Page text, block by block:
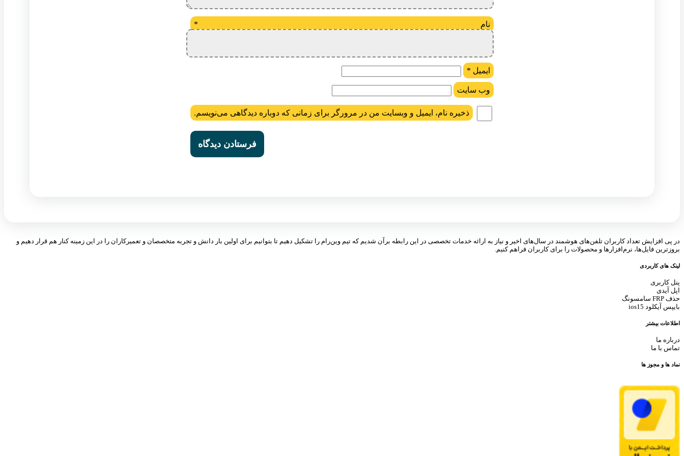
نام *
ایمیل *
وب‌ سایت
ذخیره نام، ایمیل و وبسایت من در مرورگر برای زمانی که دوباره دیدگاهی می‌نویسم.
در پی افزایش تعداد کاربران تلفن‌های هوشمند در سال‌های اخیر و نیاز به ارائه خدمات تخصصی در این رابطه برآن شدیم که تیم وین‌رام را تشکیل دهیم تا بتوانیم برای اولین بار دانش و تجربه متخصصان و تعمیرکاران را در این زمینه کنار هم قرار دهیم و
بروزترین فایل‌ها، نرم‌افزارها و محصولات را برای کاربران فراهم کنیم.
لینک های کاربردی
پنل کاربری
اپل آیدی
حذف FRP سامسونگ
بایپس آیکلود ios15
اطلاعات بیشتر
درباره ما
تماس با ما
نماد ها و مجوز ها